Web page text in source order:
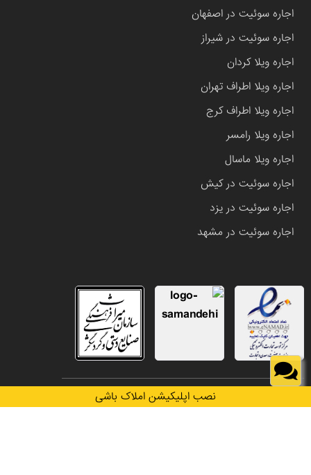
نصب اپلیکیشن املاک باشی
اجاره سوئیت در اصفهان
اجاره سوئیت در شیراز
اجاره ویلا کردان
اجاره ویلا اطراف تهران
اجاره ویلا اطراف کرج
اجاره ویلا رامسر
اجاره ویلا ماسال
اجاره سوئیت در کیش
اجاره سوئیت در یزد
اجاره سوئیت در مشهد
تمامی حقوق این وب سایت متعلق به املاک باشی می باشد.